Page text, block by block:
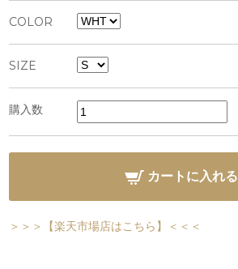
COLOR
SIZE
購入数
カートに入れる
＞＞＞【楽天市場店はこちら】＜＜＜